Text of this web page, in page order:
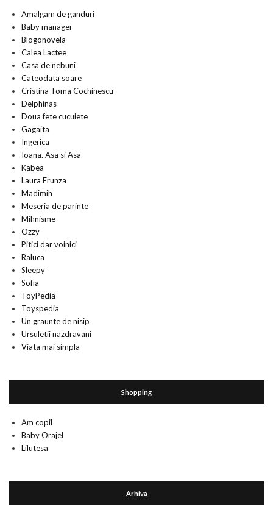
Amalgam de ganduri
Baby manager
Blogonovela
Calea Lactee
Casa de nebuni
Cateodata soare
Cristina Toma Cochinescu
Delphinas
Doua fete cucuiete
Gagaita
Ingerica
Ioana. Asa si Asa
Kabea
Laura Frunza
Madimih
Meseria de parinte
Mihnisme
Ozzy
Pitici dar voinici
Raluca
Sleepy
Sofia
ToyPedia
Toyspedia
Un graunte de nisip
Ursuletii nazdravani
Viata mai simpla
Shopping
Am copil
Baby Orajel
Lilutesa
Arhiva